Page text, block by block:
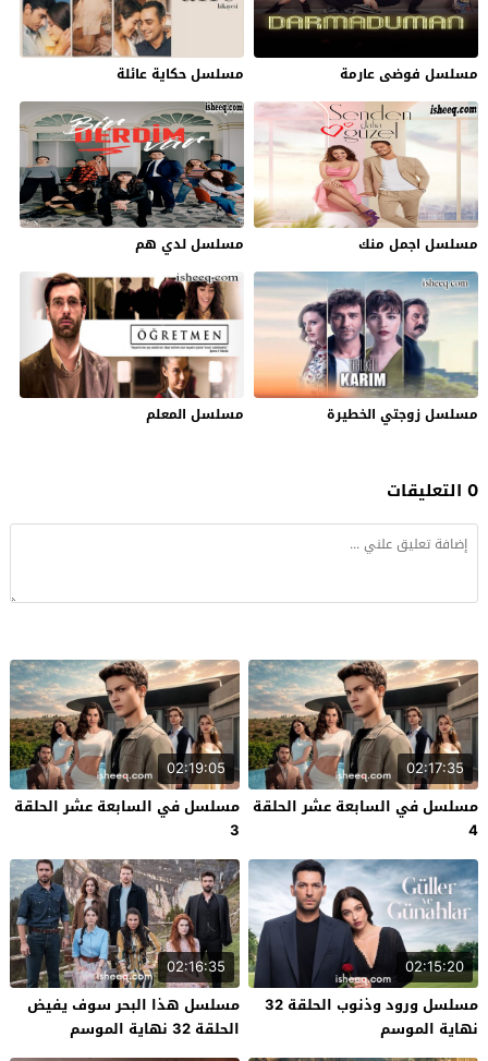
مسلسل فوضى عارمة مسلسل حكاية عائلة
مسلسل اجمل منك مسلسل لدي هم
مسلسل زوجتي الخطيرة مسلسل المعلم
0 التعليقات
02:17:35
مسلسل في السابعة عشر الحلقة
4
02:19:05
مسلسل في السابعة عشر الحلقة
3
02:15:20
مسلسل ورود وذنوب الحلقة 32
نهاية الموسم
02:16:35
مسلسل هذا البحر سوف يفيض
الحلقة 32 نهاية الموسم